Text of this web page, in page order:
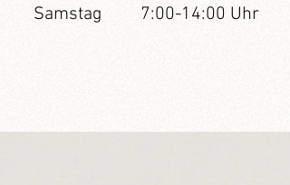
Samstag
7:00-14:00 Uhr